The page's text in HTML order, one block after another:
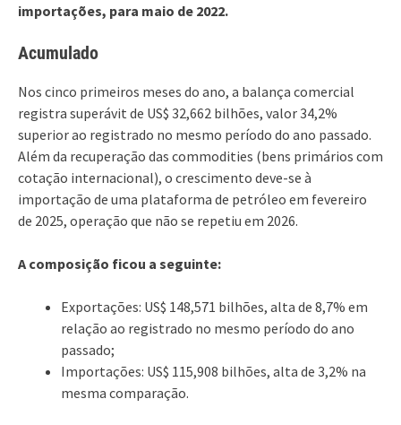
importações, para maio de 2022.
Acumulado
Nos cinco primeiros meses do ano, a balança comercial
registra superávit de US$ 32,662 bilhões, valor 34,2%
superior ao registrado no mesmo período do ano passado.
Além da recuperação das commodities (bens primários com
cotação internacional), o crescimento deve-se à
importação de uma plataforma de petróleo em fevereiro
de 2025, operação que não se repetiu em 2026.
A composição ficou a seguinte:
Exportações: US$ 148,571 bilhões, alta de 8,7% em
relação ao registrado no mesmo período do ano
passado;
Importações: US$ 115,908 bilhões, alta de 3,2% na
mesma comparação.